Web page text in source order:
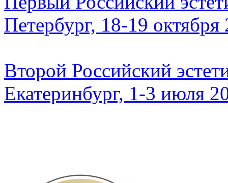
Петербург, 18-19 октября
Второй Российский
Екатеринбург, 1-3 июля